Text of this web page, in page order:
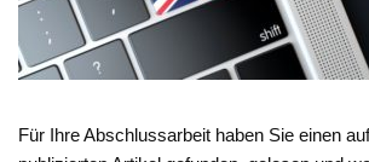
Für Ihre Abschlussarbeit haben Sie einen